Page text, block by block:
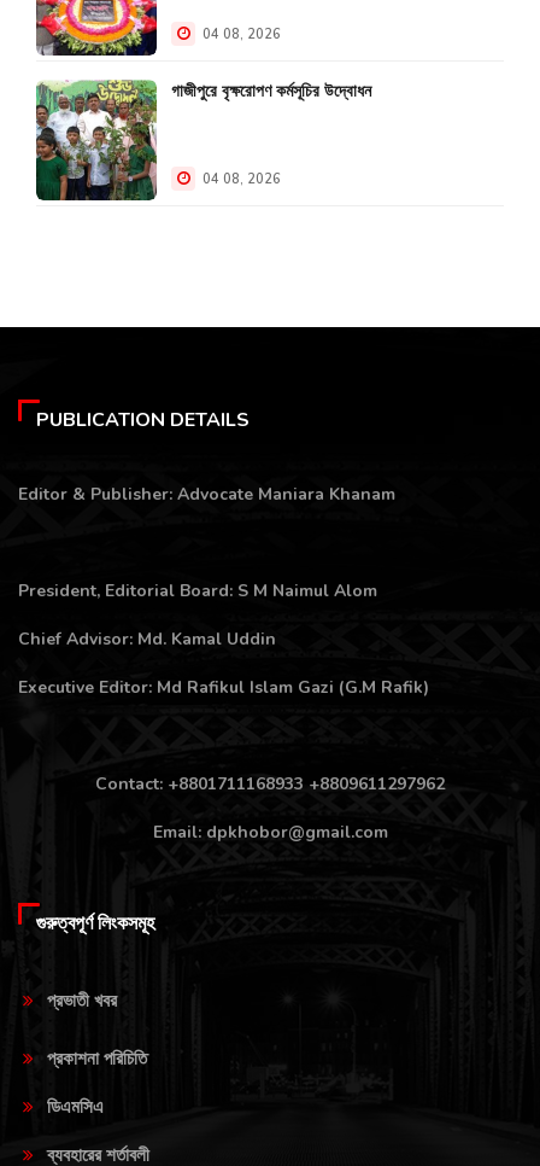
04 08, 2026
গাজীপুরে বৃক্ষরোপণ কর্মসূচির উদ্বোধন
04 08, 2026
PUBLICATION DETAILS
Editor & Publisher: Advocate Maniara Khanam
President, Editorial Board: S M Naimul Alom
Chief Advisor: Md. Kamal Uddin
Executive Editor: Md Rafikul Islam Gazi (G.M Rafik)
Contact: +8801711168933 +8809611297962
Email: dpkhobor@gmail.com
গুরুত্বপূর্ণ লিংকসমূহ
প্রভাতী খবর
প্রকাশনা পরিচিতি
ডিএমসিএ
ব্যবহারের শর্তাবলী